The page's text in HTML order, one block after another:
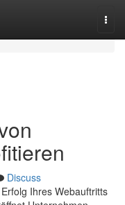
Discuss
Ihres Webauftritts